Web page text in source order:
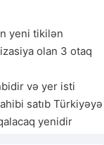
yeni tikilən
olan 3 otaq
və yer isti
satıb Türkiyəyə
yenidir